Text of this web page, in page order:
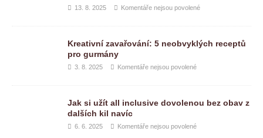
13. 8. 2025 Komentáře nejsou povolené
Kreativní zavařování: 5 neobvyklých receptů
pro gurmány
3. 8. 2025 Komentáře nejsou povolené
Jak si užít all inclusive dovolenou bez obav z
dalších kil navíc
6. 6. 2025 Komentáře nejsou povolené